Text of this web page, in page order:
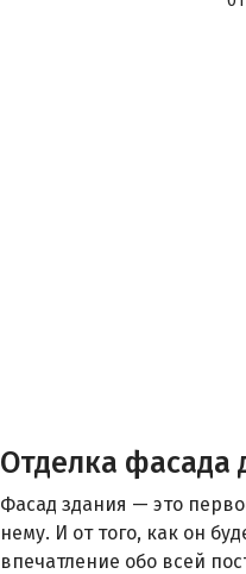
Отделка фасада
Фасад здания — это
нему. И от того, как он
впечатление обо всей